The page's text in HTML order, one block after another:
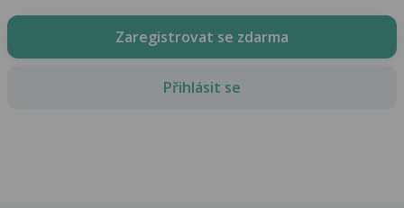
Zaregistrovat se zdarma
Přihlásit se